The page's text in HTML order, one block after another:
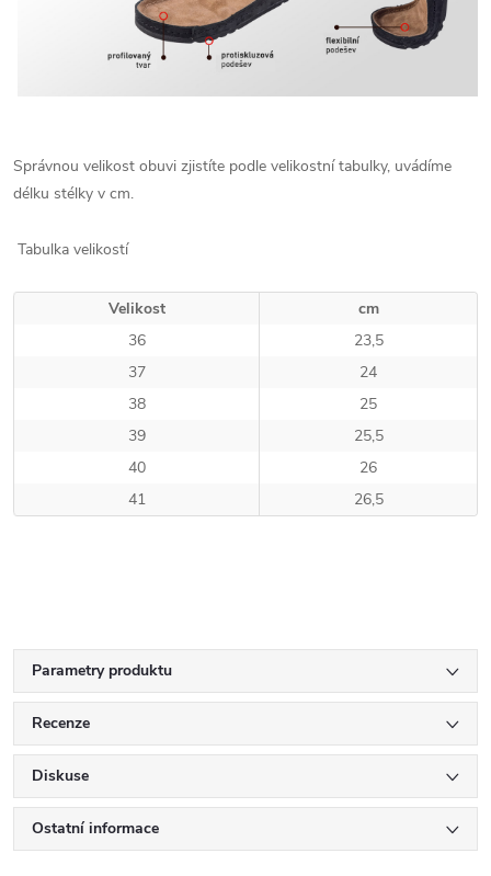
Správnou velikost obuvi zjistíte podle velikostní tabulky, uvádíme
délku stélky v cm.
Tabulka velikostí
Velikost
cm
36
23,5
37
24
38
25
39
25,5
40
26
41
26,5
Parametry produktu
Recenze
Diskuse
Ostatní informace